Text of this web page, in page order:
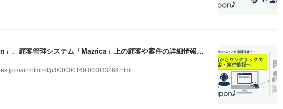
AIクラウドIP電話「pickupon」、顧客管理システム「Mazrica」上の顧客や案件の詳細情報へワンクリックで遷移できる新機能を追加
main/html/rd/p/000000169.000033268.html